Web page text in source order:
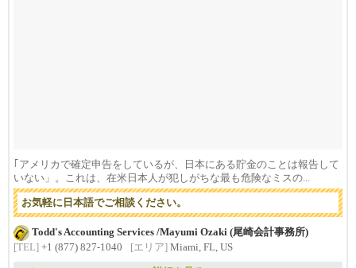
｢アメリカで確定申告をしているが、日本にある貯金のことは報告して
いない」。これは、在米日本人が犯しがちな最も危険なミスの...
お気軽に日本語でご相談ください。
Todd's Accounting Services /Mayumi Ozaki (尾崎会計事務所)
[TEL] +1 (877) 827-1040 [エリア] Miami, FL, US